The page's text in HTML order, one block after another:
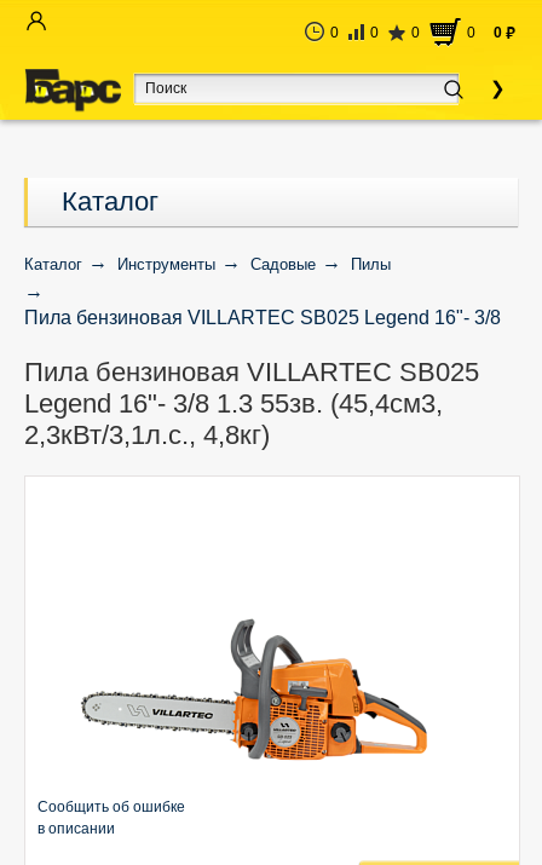
0 0 0 0 0 руб
Каталог
Каталог Инструменты Садовые Пилы
Пила бензиновая VILLARTEC SB025 Legend 16"- 3/8
Пила бензиновая VILLARTEC SB025
Legend 16"- 3/8 1.3 55зв. (45,4см3,
2,3кВт/3,1л.с., 4,8кг)
Сообщить об ошибке
в описании